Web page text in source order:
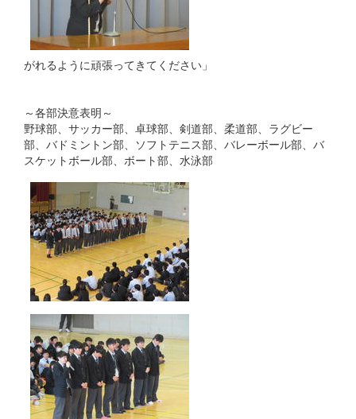
がれるように頑張ってきてください」
～各部決意表明～
野球部、サッカー部、卓球部、剣道部、柔道部、ラグビー
部、バドミントン部、ソフトテニス部、バレーボール部、バ
スケットボール部、ボート部、水泳部